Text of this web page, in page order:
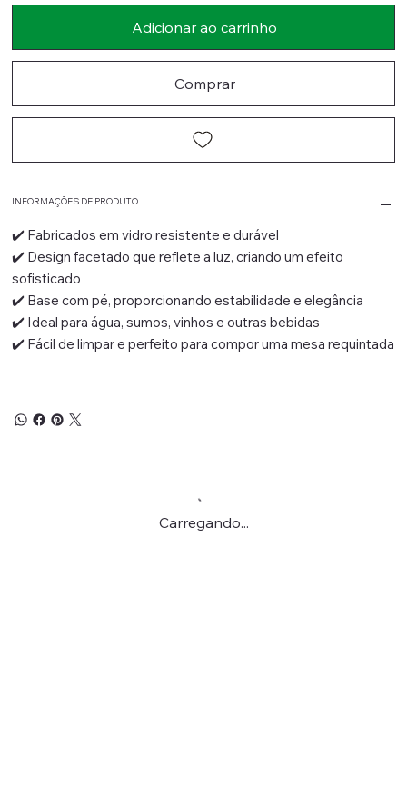
Adicionar ao carrinho
Comprar
INFORMAÇÕES DE PRODUTO
✔️ Fabricados em vidro resistente e durável
✔️ Design facetado que reflete a luz, criando um efeito
sofisticado
✔️ Base com pé, proporcionando estabilidade e elegância
✔️ Ideal para água, sumos, vinhos e outras bebidas
✔️ Fácil de limpar e perfeito para compor uma mesa requintada
Carregando...